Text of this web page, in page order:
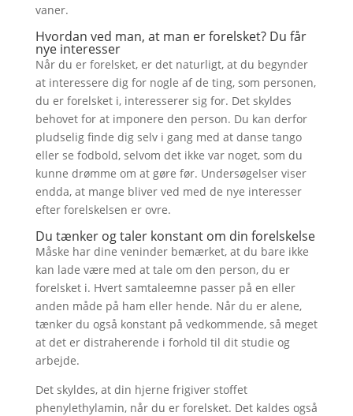
vaner.
Hvordan ved man, at man er forelsket? Du får
nye interesser
Når du er forelsket, er det naturligt, at du begynder
at interessere dig for nogle af de ting, som personen,
du er forelsket i, interesserer sig for. Det skyldes
behovet for at imponere den person. Du kan derfor
pludselig finde dig selv i gang med at danse tango
eller se fodbold, selvom det ikke var noget, som du
kunne drømme om at gøre før. Undersøgelser viser
endda, at mange bliver ved med de nye interesser
efter forelskelsen er ovre.
Du tænker og taler konstant om din forelskelse
Måske har dine veninder bemærket, at du bare ikke
kan lade være med at tale om den person, du er
forelsket i. Hvert samtaleemne passer på en eller
anden måde på ham eller hende. Når du er alene,
tænker du også konstant på vedkommende, så meget
at det er distraherende i forhold til dit studie og
arbejde.
Det skyldes, at din hjerne frigiver stoffet
phenylethylamin, når du er forelsket. Det kaldes også